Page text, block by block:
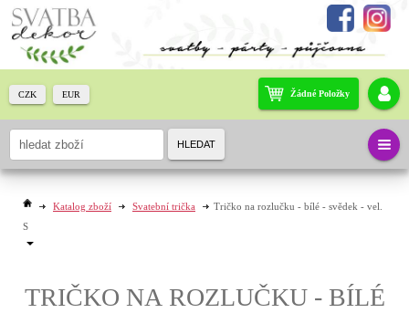
Katalog zboží Svatební trička
Tričko na rozlučku - bílé - svědek - vel.
S
TRIČKO NA ROZLUČKU - BÍLÉ
Žádné Položky
CZK EUR
HLEDAT